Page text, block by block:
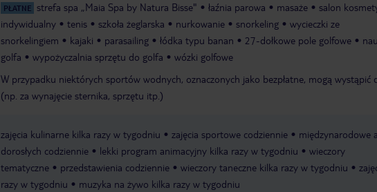
PŁATNE strefa spa „Maia Spa by Natura Bisse" łaźnia parowa masaże salon
indywidualny
tenis szkoła żeglarska nurkowanie snorkeling
wycieczki ze
snorkelingiem
kajaki parasailing łódka typu banan 27-dołkowe pole golfowe
golfa
wypożyczalnia sprzętu do golfa
wózki golfowe
W przypadku niektórych sportów wodnych, oznaczonych jako bezpłatne, mogą wystąpić
(np. za wynajęcie sternika, sprzętu itp.)
zajęcia kulinarne kilka razy w tygodniu zajęcia sportowe codziennie
międzynarodowe
dorosłych codziennie
lekki program animacyjny kilka razy w tygodniu
wieczory
tematyczne
przedstawienia codziennie wieczory taneczne kilka razy w tygodniu
razy w tygodniu
muzyka na żywo kilka razy w tygodniu